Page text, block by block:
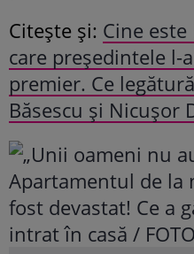
Citește și: Cine este
care președintele l-
premier. Ce
Băsescu și Nicușor